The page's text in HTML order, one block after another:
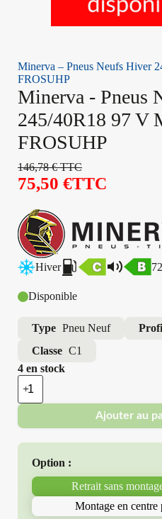
Minerva – Pneus Neufs Hiver
FROSUHP
Minerva - Pneus
245/40R18 97 V
FROSUHP
146,78€TTC
75,50 €TTC
Hiver
Disponible
Type Pneu Neuf
Classe C1
4 en stock
quantité
de
Minerva
Pneus
Neufs
245/40R18
FROSUHP
Ajouter au
Option :
Retrait sans
Montage en centre